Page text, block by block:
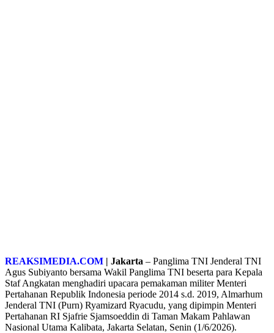
REAKSIMEDIA.COM | Jakarta – Panglima TNI Jenderal TNI
Agus Subiyanto bersama Wakil Panglima TNI beserta para Kepala
Staf Angkatan menghadiri upacara pemakaman militer Menteri
Pertahanan Republik Indonesia periode 2014 s.d. 2019, Almarhum
Jenderal TNI (Purn) Ryamizard Ryacudu, yang dipimpin Menteri
Pertahanan RI Sjafrie Sjamsoeddin di Taman Makam Pahlawan
Nasional Utama Kalibata, Jakarta Selatan, Senin (1/6/2026).